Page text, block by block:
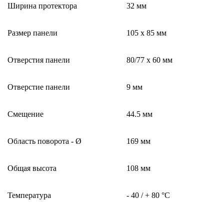
Ширина протектора 32 мм
Размер панели 105 x 85 мм
Отверстия панели 80/77 x 60 мм
Отверстие панели 9 мм
Смещение 44.5 мм
Область поворота - Ø 169 мм
Общая высота 108 мм
Температура - 40 / + 80 °C